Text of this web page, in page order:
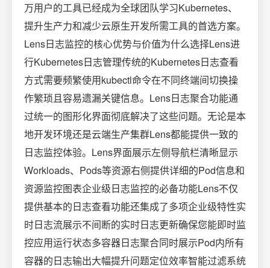
万用户的工具已经成为全球团队学习Kubernetes、
提升生产力和减少云原生开发所需工具的首选方案。
Lens日志监控的核心优势与价值为什么选择Lens进
行Kubernetes日志管理传统的Kubernetes日志查看
方式需要频繁使用kubectl命令在不同终端间切换操
作繁琐且容易遗漏关键信息。Lens日志聚合功能通
过统一的图形化界面彻底解决了这些问题。无论是本
地开发环境还是云端生产集群Lens都能提供一致的
日志监控体验。Lens界面展示左侧导航栏清晰显示
Workloads、Pods等资源右侧提供详细的Pod信息和
资源监控图表企业级日志监控的必备功能Lens不仅
提供基本的日志查看功能还集成了多项企业级特性实
时日志流展示不间断的实时日志更新确保您能即时监
控应用运行状态多容器日志聚合同时展示Pod内所有
容器的日志输出大幅提升问题定位效率智能过滤系统